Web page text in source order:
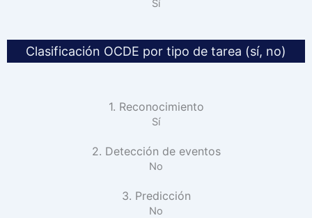
Sí
Clasificación OCDE por tipo de tarea (sí, no)
1. Reconocimiento
Sí
2. Detección de eventos
No
3. Predicción
No